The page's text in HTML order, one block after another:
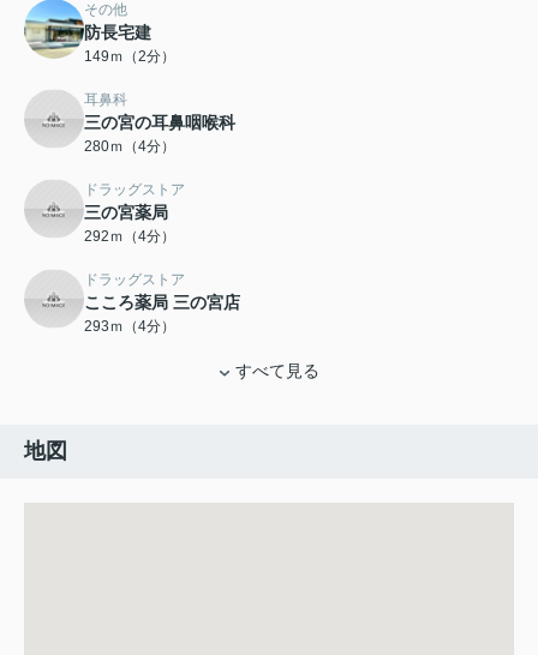
その他
防長宅建
149ｍ（2分）
耳鼻科
三の宮の耳鼻咽喉科
280ｍ（4分）
ドラッグストア
三の宮薬局
292ｍ（4分）
ドラッグストア
こころ薬局 三の宮店
293ｍ（4分）
すべて見る
地図